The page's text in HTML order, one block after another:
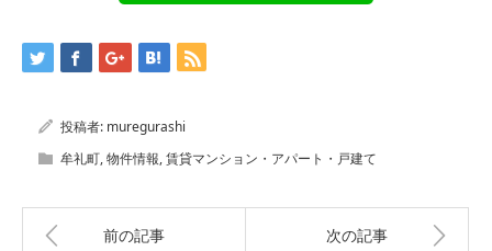
投稿者: muregurashi
牟礼町,物件情報,賃貸マンション・アパート・戸建て
前の記事 次の記事